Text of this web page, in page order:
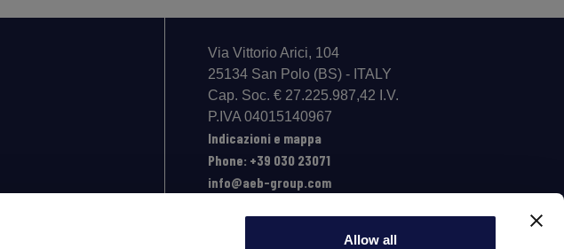
Allow all
Via Vittorio Arici, 104
25134 San Polo (BS) - ITALY
Cap. Soc. € 27.225.987,42 I.V.
P.IVA 04015140967
Indicazioni e mappa
Phone: +39 030 23071
info@aeb-group.com